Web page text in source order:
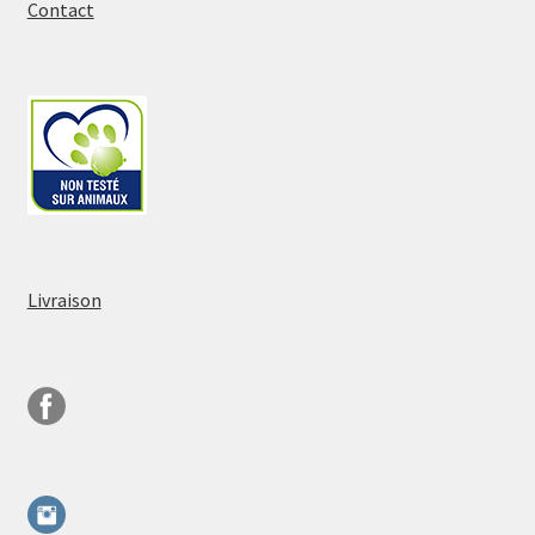
Contact
Livraison